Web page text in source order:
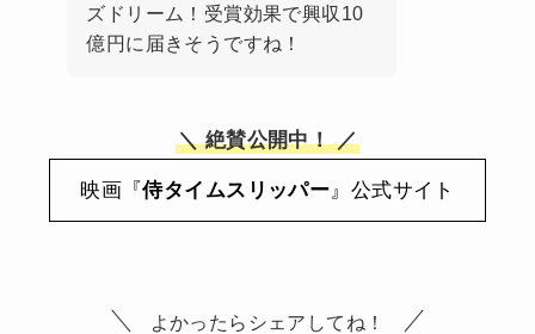
ズドリーム！受賞効果で興収10
億円に届きそうですね！
＼ 絶賛公開中！ ／
映画『侍タイムスリッパー 』公式サイト
よかったらシェアしてね！